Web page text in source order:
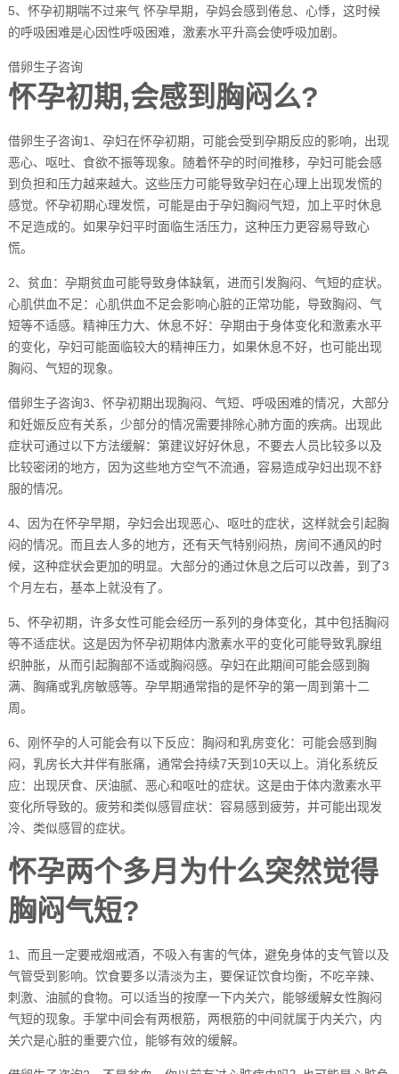
5、怀孕初期喘不过来气 怀孕早期，孕妈会感到倦怠、心悸，这时候
的呼吸困难是心因性呼吸困难，激素水平升高会使呼吸加剧。
借卵生子咨询
怀孕初期,会感到胸闷么?
借卵生子咨询1、孕妇在怀孕初期，可能会受到孕期反应的影响，出现
恶心、呕吐、食欲不振等现象。随着怀孕的时间推移，孕妇可能会感
到负担和压力越来越大。这些压力可能导致孕妇在心理上出现发慌的
感觉。怀孕初期心理发慌，可能是由于孕妇胸闷气短，加上平时休息
不足造成的。如果孕妇平时面临生活压力，这种压力更容易导致心
慌。
2、贫血：孕期贫血可能导致身体缺氧，进而引发胸闷、气短的症状。
心肌供血不足：心肌供血不足会影响心脏的正常功能，导致胸闷、气
短等不适感。精神压力大、休息不好：孕期由于身体变化和激素水平
的变化，孕妇可能面临较大的精神压力，如果休息不好，也可能出现
胸闷、气短的现象。
借卵生子咨询3、怀孕初期出现胸闷、气短、呼吸困难的情况，大部分
和妊娠反应有关系，少部分的情况需要排除心肺方面的疾病。出现此
症状可通过以下方法缓解：第建议好好休息，不要去人员比较多以及
比较密闭的地方，因为这些地方空气不流通，容易造成孕妇出现不舒
服的情况。
4、因为在怀孕早期，孕妇会出现恶心、呕吐的症状，这样就会引起胸
闷的情况。而且去人多的地方，还有天气特别闷热，房间不通风的时
候，这种症状会更加的明显。大部分的通过休息之后可以改善，到了3
个月左右，基本上就没有了。
5、怀孕初期，许多女性可能会经历一系列的身体变化，其中包括胸闷
等不适症状。这是因为怀孕初期体内激素水平的变化可能导致乳腺组
织肿胀，从而引起胸部不适或胸闷感。孕妇在此期间可能会感到胸
满、胸痛或乳房敏感等。孕早期通常指的是怀孕的第一周到第十二
周。
6、刚怀孕的人可能会有以下反应：胸闷和乳房变化：可能会感到胸
闷，乳房长大并伴有胀痛，通常会持续7天到10天以上。消化系统反
应：出现厌食、厌油腻、恶心和呕吐的症状。这是由于体内激素水平
变化所导致的。疲劳和类似感冒症状：容易感到疲劳，并可能出现发
冷、类似感冒的症状。
怀孕两个多月为什么突然觉得
胸闷气短?
1、而且一定要戒烟戒酒，不吸入有害的气体，避免身体的支气管以及
气管受到影响。饮食要多以清淡为主，要保证饮食均衡，不吃辛辣、
刺激、油腻的食物。可以适当的按摩一下内关穴，能够缓解女性胸闷
气短的现象。手掌中间会有两根筋，两根筋的中间就属于内关穴，内
关穴是心脏的重要穴位，能够有效的缓解。